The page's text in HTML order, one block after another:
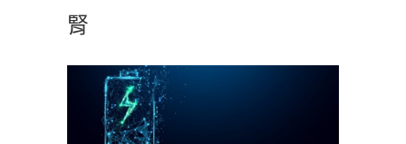
腎